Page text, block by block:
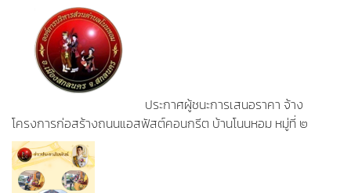
ประกาศผู้ชนะการเสนอราคา จ้าง
โครงการก่อสร้างถนนแอสฟัสต์คอนกรีต บ้านโนนหอม หมู่ที่ ๒